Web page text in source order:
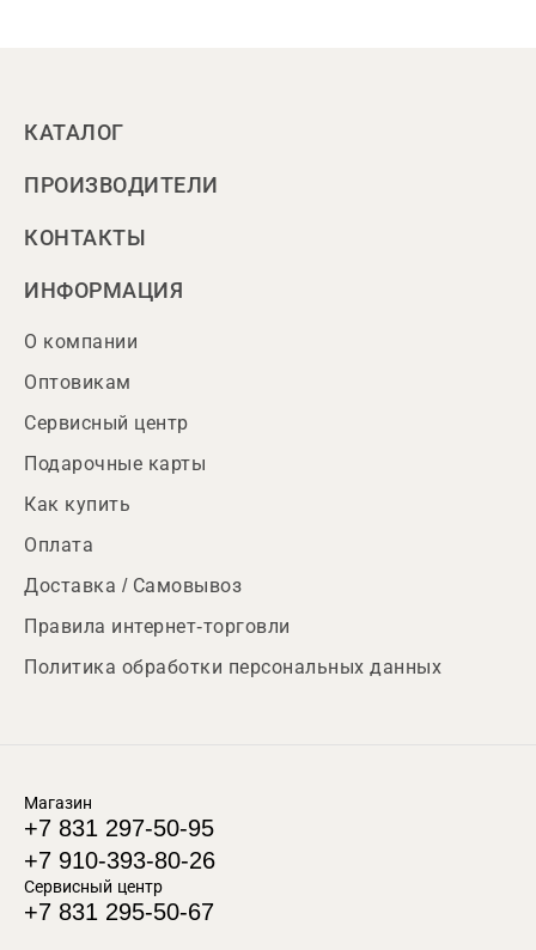
КАТАЛОГ
ПРОИЗВОДИТЕЛИ
КОНТАКТЫ
ИНФОРМАЦИЯ
О компании
Оптовикам
Сервисный центр
Подарочные карты
Как купить
Оплата
Доставка / Самовывоз
Правила интернет-торговли
Политика обработки персональных данных
Магазин
+7 831 297-50-95
+7 910-393-80-26
Сервисный центр
+7 831 295-50-67